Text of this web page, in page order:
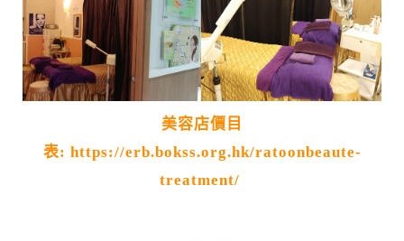
美容店價目
表: https://erb.bokss.org.hk/ratoonbeaute-
treatment/